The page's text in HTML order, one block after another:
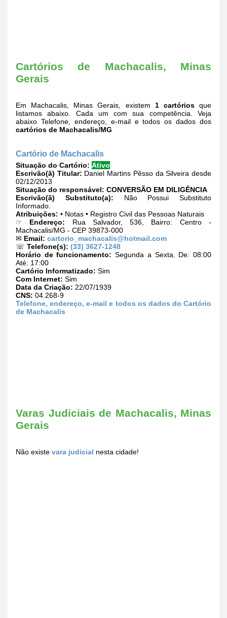
Cartórios de Machacalis, Minas
Gerais
Em Machacalis, Minas Gerais, existem 1 cartóriosque
listamos abaixo. Cada um com sua competência. Veja
abaixo Telefone, endereço, e-mail e todos os dados dos
cartórios de Machacalis/MG
Cartório de Machacalis
Situação do Cartório: Ativo
Escrivão(ã) Titular: Daniel Martins Pêsso da Silveira desde
02/12/2013
Situação do responsável: CONVERSÃO EM DILIGÊNCIA
Escrivão(ã) Substituto(a): Não Possui Substituto
Informado.
Atribuições: • Notas • Registro Civil das Pessoas Naturais
☞ Endereço: Rua Salvador, 536, Bairro: Centro -
Machacalis/MG - CEP 39873-000
✉ Email: cartorio_machacalis@hotmail.com
☏ Telefone(s): (33) 3627-1248
Horário de funcionamento: Segunda a Sexta. De: 08:00
Até: 17:00
Cartório Informatizado: Sim
Com Internet: Sim
Data da Criação: 22/07/1939
CNS: 04.268-9
Telefone, endereço, e-mail e todos os dados do Cartório
de Machacalis
Varas Judiciais de Machacalis, Minas
Gerais
Não existe vara judicial nesta cidade!